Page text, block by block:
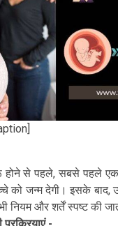
होने से पहले, सबसे पहले
को जन्म देगी। इसके बाद,
नियम और शर्तें स्पष्ट की